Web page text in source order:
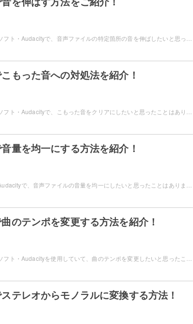
もった音への対処法を紹介！
量を均一にする方法を紹介！
のテンポを変更する方法を紹介！
テレオからモノラルに変換する方法！